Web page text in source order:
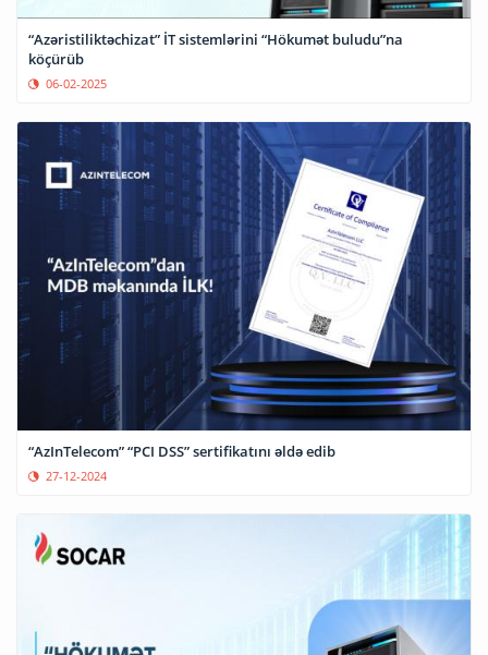
“Azəristiliktəchizat” İT sistemlərini “Hökumət buludu”na
köçürüb
06-02-2025
“AzInTelecom” “PCI DSS” sertifikatını əldə edib
27-12-2024